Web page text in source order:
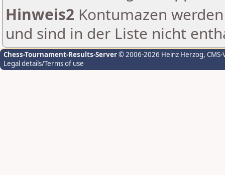
Hinweis2 Kontumazen
und sind in der Liste nicht
Chess-Tournament-Results-Server© 2006-2026 Heinz Herzog,
Legal details/Terms of use